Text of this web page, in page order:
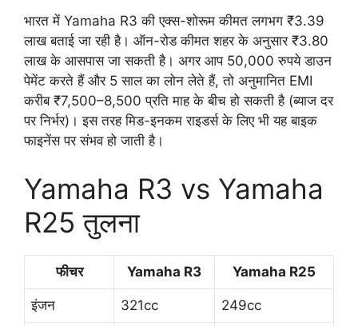
भारत में Yamaha R3 की एक्स-शोरूम कीमत लगभग ₹3.39
लाख बताई जा रही है। ऑन-रोड कीमत शहर के अनुसार ₹3.80
लाख के आसपास जा सकती है। अगर आप 50,000 रुपये डाउन
पेमेंट करते हैं और 5 साल का लोन लेते हैं, तो अनुमानित EMI
करीब ₹7,500–8,500 प्रति माह के बीच हो सकती है (ब्याज दर
पर निर्भर)। इस तरह मिड-इनकम राइडर्स के लिए भी यह बाइक
फाइनेंस पर संभव हो जाती है।
Yamaha R3 vs Yamaha
R25 तुलना
फीचर Yamaha R3 Yamaha R25
इंजन 321cc 249cc